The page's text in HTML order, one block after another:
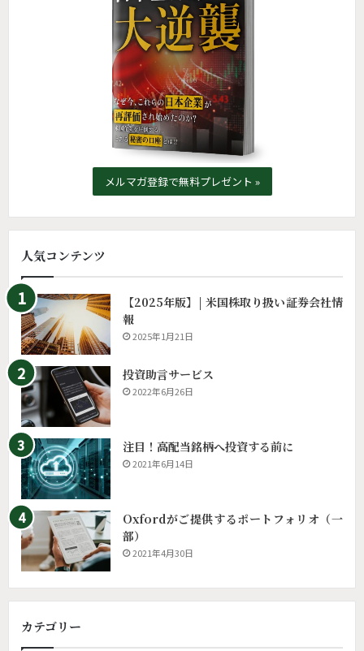
メルマガ登録で無料プレゼント »
人気コンテンツ
【2025年版】| 米国株取り扱い証券会社情
報
2025年1月21日
投資助言サービス
2022年6月26日
注目！高配当銘柄へ投資する前に
2021年6月14日
Oxfordがご提供するポートフォリオ（一
部）
2021年4月30日
カテゴリー